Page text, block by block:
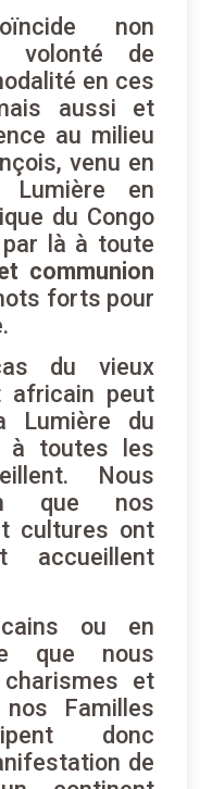
non
volonté de
en ces
aussi et
au milieu
venu en
Lumière en
du Congo
là à toute
communion
forts pour
du vieux
africain peut
Lumière du
à toutes les
Nous
que nos
cultures ont
accueillent
ou en
que nous
et
Familles
donc
de